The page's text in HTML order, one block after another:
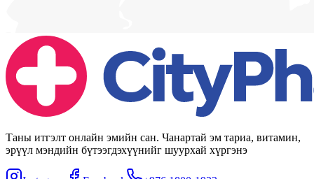
Таны итгэлт онлайн эмийн сан. Чанартай эм тариа, витамин,
эрүүл мэндийн бүтээгдэхүүнийг шуурхай хүргэнэ